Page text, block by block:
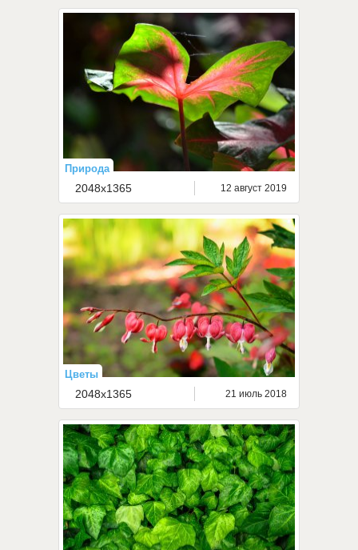
Природа
2048x1365 12 август 2019
Цветы
2048x1365 21 июль 2018